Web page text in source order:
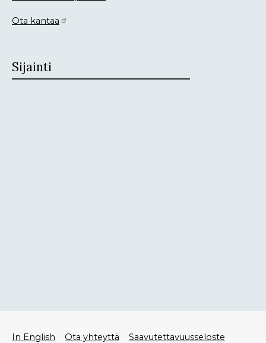
Ota kantaa
Sijainti
Alatunniste
In English Ota yhteyttä Saavutettavuusseloste